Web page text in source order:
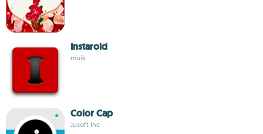
Instaroid
muik
Color Cap
Jusoft Inc